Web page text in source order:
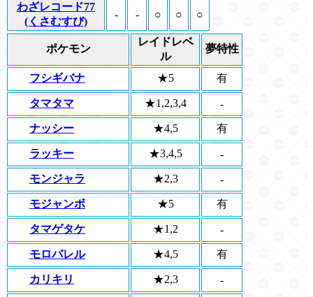
わざレコード77
(くさむすび)
- - ○ ○ ○
ポケモン
レイドレベ
ル
夢特性
フシギバナ ★5 有
タマタマ ★1,2,3,4 -
ナッシー ★4,5 有
ラッキー ★3,4,5 -
モンジャラ ★2,3 -
モジャンボ ★5 有
タマゲタケ ★1,2 -
モロバレル ★4,5 有
カリキリ ★2,3 -